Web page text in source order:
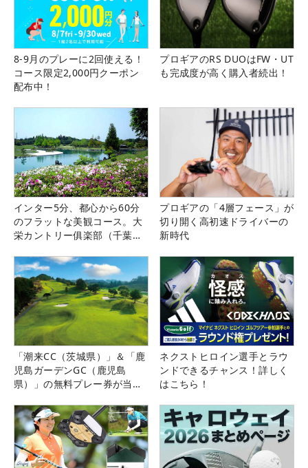
8-9月のプレーに2回使える！
コース限定2,000円クーポン
配布中！
プロギアのRS DUOはFW・UT
も完成度が高く購入者続出！
インター5分、都心から60分
のフラットな美観コース。大
栄カントリー俱楽部（千葉
プロギアの「4層フェース」が
切り開く高初速ドライバーの
新時代
「潮来CC（茨城県）」＆「鹿
児島ガーデンGC（鹿児島
県）」の無料プレー券が当た
ネクストヒロイン選手とラウ
ンドできるチャンス！詳しく
はこちら！